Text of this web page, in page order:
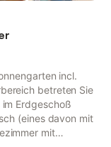
incl.
betreten Sie
Erdgeschoß
(eines davon mit
mit